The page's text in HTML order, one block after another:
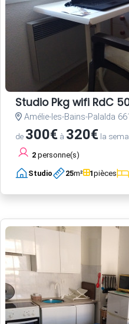
Studio Pkg wifi RdC
Amélie-les-Bains-Palalda
de 300€ à 320€ la
2 personne(s)
Studio 25m² 1pièces